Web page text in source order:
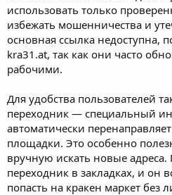
использовать только
избежать мошенничества и
основная ссылка недоступна,
kra31.at, так как они часто
рабочими.
Для удобства пользователей
переходник — специальный
автоматически
площадки. Это особенно
вручную искать новые адреса.
переходник в закладках, и он
попасть на кракен маркет без